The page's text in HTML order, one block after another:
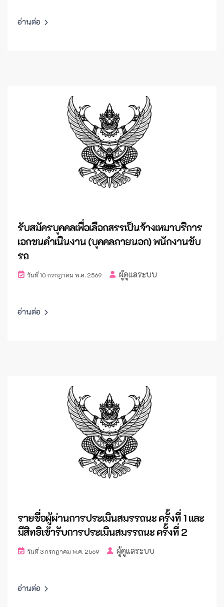
อ่านต่อ
รับสมัครบุคคลเพื่อเลือกสรรเป็นจ้างเหมาบริการ
เอกชนดำเนินงาน (บุคคลภายนอก) พนักงานขับ
รถ
วันที่ 10 กรกฎาคม พ.ศ. 2569 ผู้ดูแลระบบ
อ่านต่อ
รายชื่อผู้ผ่านการประเมินสมรรถนะ ครั้งที่ 1 และ
มีสิทธิเข้ารับการประเมินสมรรถนะ ครั้งที่ 2
วันที่ 3 กรกฎาคม พ.ศ. 2569 ผู้ดูแลระบบ
อ่านต่อ